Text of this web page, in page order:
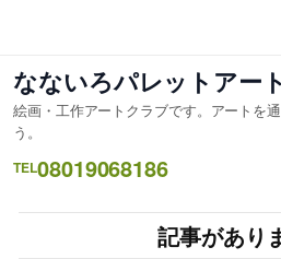
ス
キ
プ
なないろパレットアー
絵画・工作アートクラブです。アートを
う。
TEL08019068186
記事があり